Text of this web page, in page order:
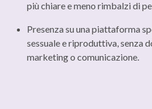
più chiare e meno rimbalzi di
Presenza su una piattaforma
sessuale e riproduttiva, senza
marketing o comunicazione.